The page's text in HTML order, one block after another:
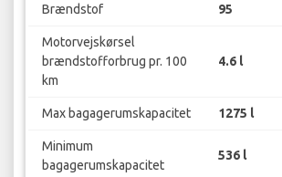
Brændstof 95
Motorvejskørsel
brændstofforbrug pr. 100
km
4.6 l
Max bagagerumskapacitet 1275 l
Minimum
bagagerumskapacitet
536 l